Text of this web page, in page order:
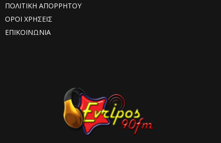
ΠΟΛΙΤΙΚΗ ΑΠΟΡΡΗΤΟΥ
ΟΡΟΙ ΧΡΗΣΕΙΣ
ΕΠΙΚΟΙΝΩΝΙΑ